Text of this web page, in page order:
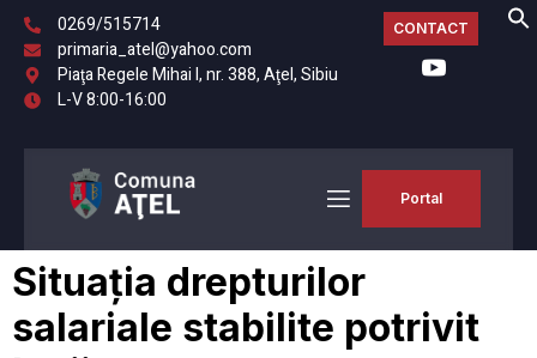
0269/515714
primaria_atel@yahoo.com
Piaţa Regele Mihai I, nr. 388, Aţel, Sibiu
L-V 8:00-16:00
CONTACT
Portal
Situația drepturilor
salariale stabilite potrivit